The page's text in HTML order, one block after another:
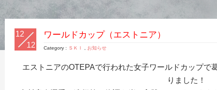
12
12
ワールドカップ（エストニア）
Category : ＳＫＩ お知らせ
エストニアのOTEPAで行われた女子ワールドカップで
りました！